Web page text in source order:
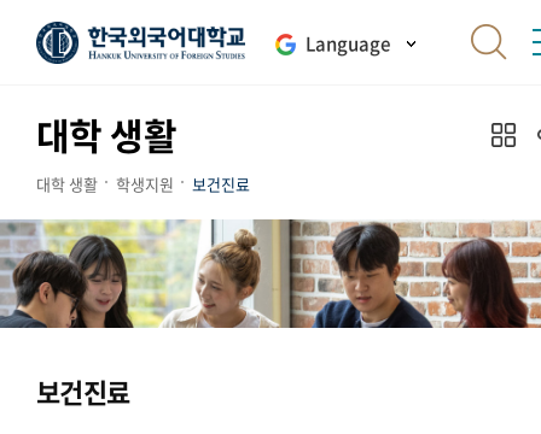
Language
대학 생활
대학 생활 학생지원 보건진료
보건진료